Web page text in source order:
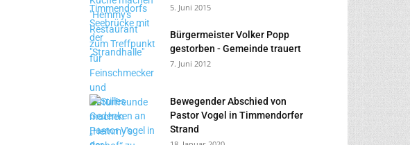
5. Juni 2015
Bürgermeister Volker Popp
gestorben - Gemeinde trauert
7. Juni 2012
Bewegender Abschied von
Pastor Vogel in Timmendorfer
Strand